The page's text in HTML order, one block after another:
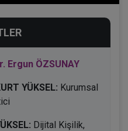
Ergun ÖZSUNAY
YÜKSEL: Kurumsal
Dijital Kişilik,